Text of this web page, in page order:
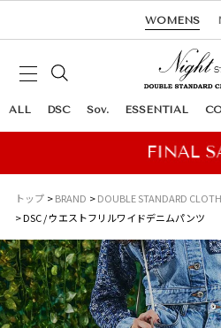
WOMENS
ALL DSC Sov. ESSENTIAL
トップ BRAND DOUBLE STANDARD
DSC / ウエストフリルワイドデニムパンツ